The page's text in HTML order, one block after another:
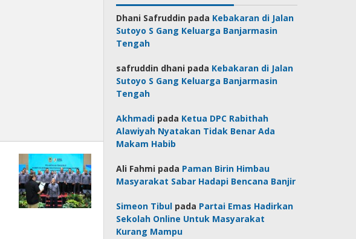
Dhani Safruddin pada Kebakaran di Jalan
Sutoyo S Gang Keluarga Banjarmasin
Tengah
safruddin dhani pada Kebakaran di Jalan
Sutoyo S Gang Keluarga Banjarmasin
Tengah
Akhmadi pada Ketua DPC Rabithah
Alawiyah Nyatakan Tidak Benar Ada
Makam Habib
Ali Fahmi pada Paman Birin Himbau
Masyarakat Sabar Hadapi Bencana Banjir
Simeon Tibul pada Partai Emas Hadirkan
Sekolah Online Untuk Masyarakat
Kurang Mampu